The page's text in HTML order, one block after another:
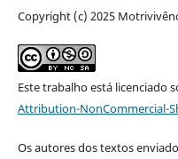
Copyright (c) 2025
Este trabalho está licenciado
Attribution-NonCommercial-
Os autores dos textos